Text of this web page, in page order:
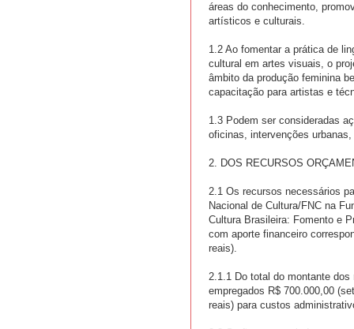
áreas do conhecimento,
artísticos e culturais.
1.2 Ao fomentar a prática de
cultural em artes visuais, o
âmbito da produção feminina
capacitação para artistas e
1.3 Podem ser consideradas
oficinas, intervenções
2. DOS RECURSOS
2.1 Os recursos necessários
Nacional de Cultura/FNC na
Cultura Brasileira: Fomento e
com aporte financeiro
reais).
2.1.1 Do total do montante
empregados R$ 700.000,00
reais) para custos